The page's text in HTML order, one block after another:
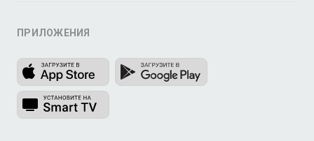
ПРИЛОЖЕНИЯ